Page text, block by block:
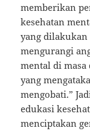
memberikan
kesehatan
yang
mengurangi
mental di masa
yang
mengobati.”
edukasi
menciptakan